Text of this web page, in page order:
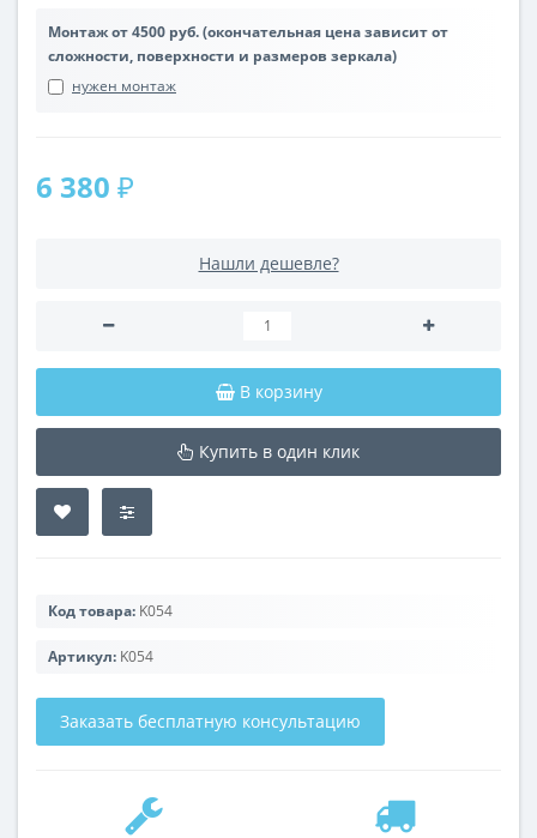
Монтаж от 4500 руб. (окончательная цена зависит от
сложности, поверхности и размеров зеркала)
нужен монтаж
6 380 ₽
Нашли дешевле?
В корзину
Купить в один клик
Код товара: K054
Артикул: K054
Заказать бесплатную консультацию